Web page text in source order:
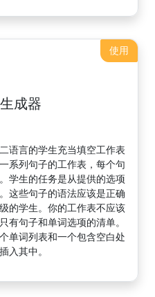
使用
成器
语言的学生充当填空工作表
系列句子的工作表，每个句
学生的任务是从提供的选项
这些句子的语法应该是正确
的学生。你的工作表不应该
有句子和单词选项的清单。
单词列表和一个包含空白处
入其中。